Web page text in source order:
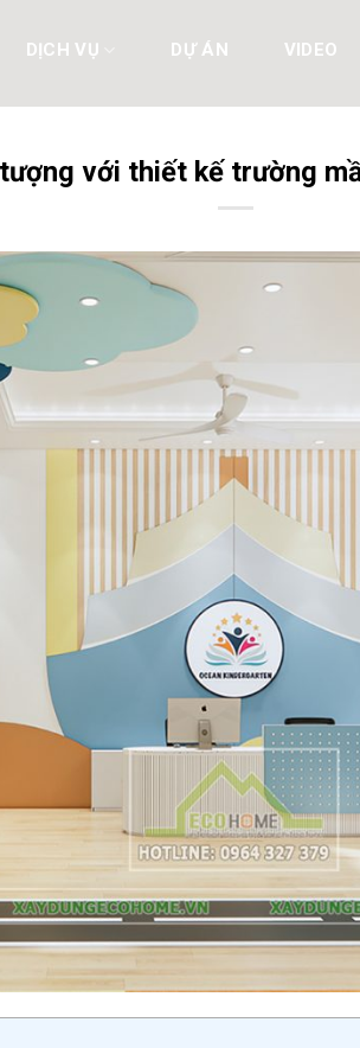
DỊCH VỤ DỰ ÁN VIDEO
với thiết kế trường